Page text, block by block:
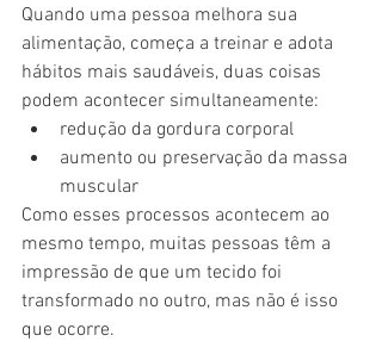
Quando uma pessoa melhora sua
alimentação, começa a treinar e adota
hábitos mais saudáveis, duas coisas
podem acontecer simultaneamente:
redução da gordura corporal
aumento ou preservação da massa
muscular
Como esses processos acontecem ao
mesmo tempo, muitas pessoas têm a
impressão de que um tecido foi
transformado no outro, mas não é isso
que ocorre.